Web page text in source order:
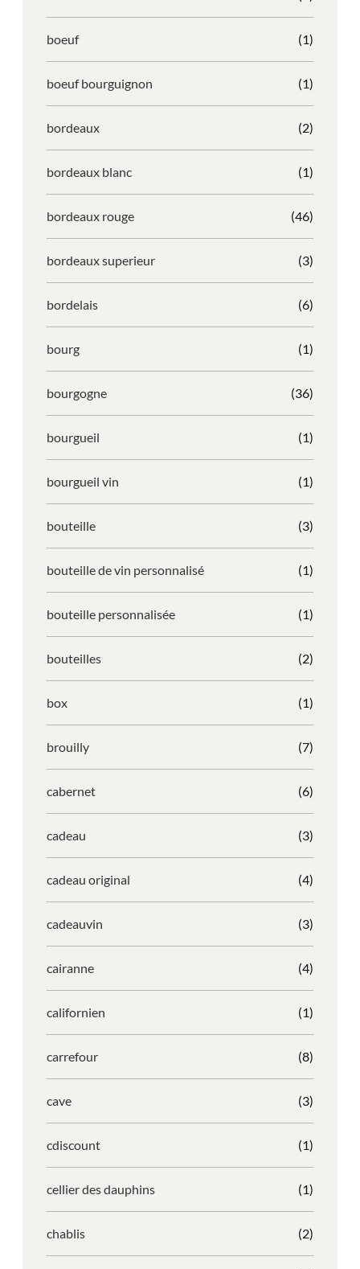
boeuf (1)
boeuf bourguignon (1)
bordeaux (2)
bordeaux blanc (1)
bordeaux rouge (46)
bordeaux superieur (3)
bordelais (6)
bourg (1)
bourgogne (36)
bourgueil (1)
bourgueil vin (1)
bouteille (3)
bouteille de vin personnalisé (1)
bouteille personnalisée (1)
bouteilles (2)
box (1)
brouilly (7)
cabernet (6)
cadeau (3)
cadeau original (4)
cadeauvin (3)
cairanne (4)
californien (1)
carrefour (8)
cave (3)
cdiscount (1)
cellier des dauphins (1)
chablis (2)